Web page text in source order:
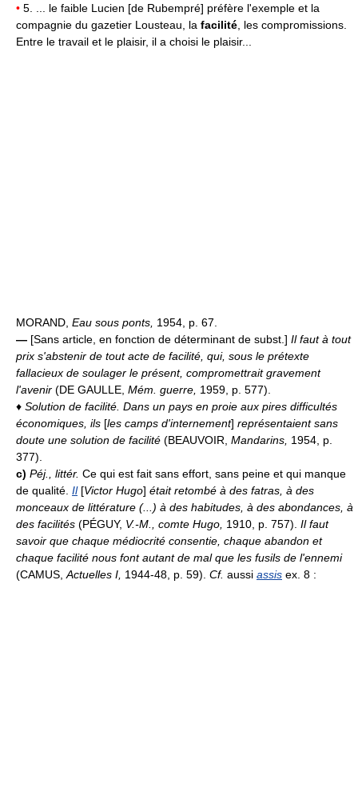
• 5. ... le faible Lucien [de Rubempré] préfère l'exemple et la
compagnie du gazetier Lousteau, la facilité , les compromissions.
Entre le travail et le plaisir, il a choisi le plaisir...
MORAND, Eau sous ponts, 1954, p. 67.
— [Sans article, en fonction de déterminant de subst.] Il faut à tout
prix s'abstenir de tout acte de facilité, qui, sous le prétexte
fallacieux de soulager le présent, compromettrait gravement
l'avenir (DE GAULLE, Mém. guerre, 1959, p. 577).
♦ Solution de facilité. Dans un pays en proie aux pires difficultés
économiques, ils [les camps d'internement] représentaient sans
doute une solution de facilité (BEAUVOIR, Mandarins, 1954, p.
377).
c) Péj., littér. Ce qui est fait sans effort, sans peine et qui manque
de qualité. Il[Victor Hugo] était retombé à des fatras, à des
monceaux de littérature (...) à des habitudes, à des abondances, à
des facilités (PÉGUY, V.-M., comte Hugo, 1910, p. 757). Il faut
savoir que chaque médiocrité consentie, chaque abandon et
chaque facilité nous font autant de mal que les fusils de l'ennemi
(CAMUS, Actuelles I, 1944-48, p. 59). Cf. aussi assis ex. 8 :